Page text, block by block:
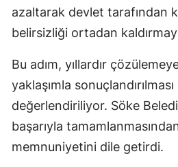
azaltarak devlet tarafından
belirsizliği ortadan
Bu adım, yıllardır
yaklaşımla
değerlendiriliyor. Söke
başarıyla
memnuniyetini dile getirdi.